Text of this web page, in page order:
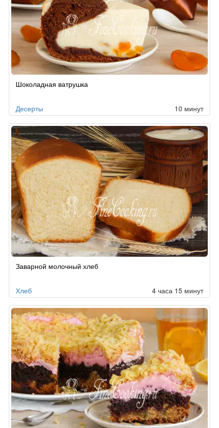
Шоколадная ватрушка
Десерты 10 минут
Заварной молочный хлеб
Хлеб 4 часа 15 минут